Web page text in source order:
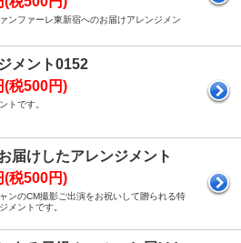
ンファーレ東新宿へのお届けアレンジメン
メント0152
(税500円)
トです。
届けしたアレンジメント
(税500円)
ンのCM撮影ご出演をお祝いして贈られる特
メントです。